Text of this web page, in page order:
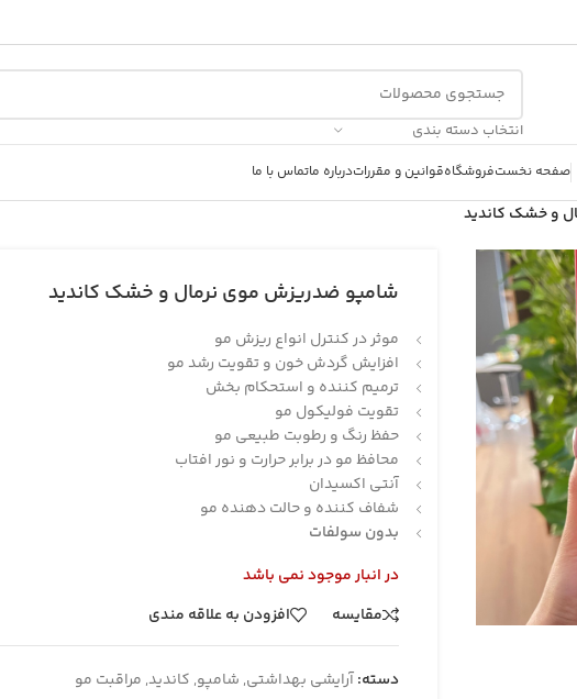
انتخاب دسته بندی
صفحه نخستفروشگاهقوانین و مقرراتدرباره ماتماس با ما
و خشک کاندید
شامپو ضدریزش موی نرمال و خشک کاندید
موثر در کنترل انواع ریزش مو
افزایش گردش خون و تقویت رشد مو
ترمیم کننده و استحکام بخش
تقویت فولیکول مو
حفظ رنگ و رطوبت طبیعی مو
محافظ مو در برابر حرارت و نور افتاب
آنتی اکسیدان
شفاف کننده و حالت دهنده مو
بدون سولفات
در انبار موجود نمی باشد
مقایسه
افزودن به علاقه مندی
دسته:آرایشی بهداشتی, شامپو, کاندید, مراقبت مو